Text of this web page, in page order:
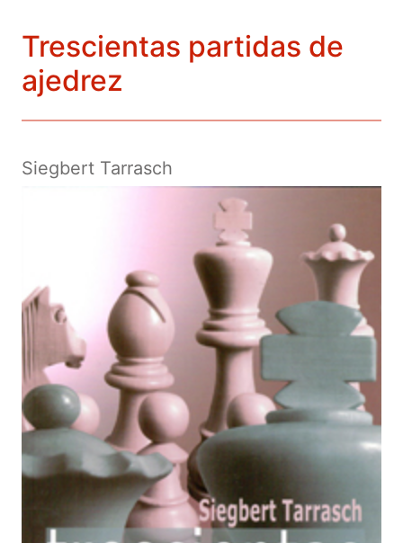
Trescientas partidas de
ajedrez
Siegbert Tarrasch